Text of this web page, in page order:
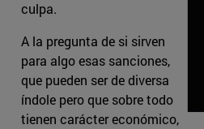
culpa.
A la pregunta de si sirven
para algo esas sanciones,
que pueden ser de diversa
índole pero que sobre todo
tienen carácter económico,